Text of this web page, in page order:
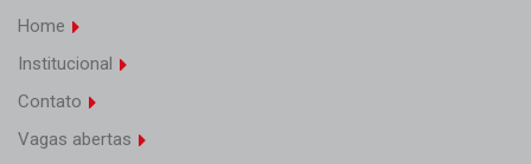
Home
Institucional
Contato
Vagas abertas